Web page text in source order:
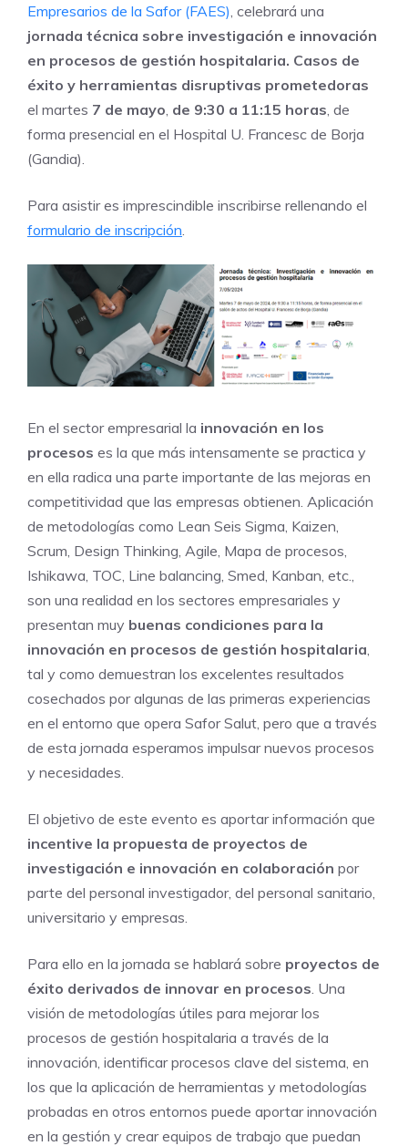
Empresarios de la Safor (FAES) , celebrará una
jornada técnica sobre investigación e innovación
en procesos de gestión hospitalaria. Casos de
éxito y herramientas disruptivas prometedoras
el martes 7 de mayo de 9:30 a 11:15 horas , de
forma presencial en el Hospital U. Francesc de Borja
(Gandia).
Para asistir es imprescindible inscribirse rellenando el
formulario de inscripción
En el sector empresarial la innovación en los
procesos es la que más intensamente se practica y
en ella radica una parte importante de las mejoras en
competitividad que las empresas obtienen. Aplicación
de metodologías como Lean Seis Sigma, Kaizen,
Scrum, Design Thinking, Agile, Mapa de procesos,
Ishikawa, TOC, Line balancing, Smed, Kanban, etc.,
son una realidad en los sectores empresariales y
presentan muy buenas condiciones para la
innovación en procesos de gestión hospitalaria
tal y como demuestran los excelentes resultados
cosechados por algunas de las primeras experiencias
en el entorno que opera Safor Salut, pero que a través
de esta jornada esperamos impulsar nuevos procesos
y necesidades.
El objetivo de este evento es aportar información que
incentive la propuesta de proyectos de
investigación e innovación en colaboración por
parte del personal investigador, del personal sanitario,
universitario y empresas.
Para ello en la jornada se hablará sobre proyectos de
éxito derivados de innovar en procesos . Una
visión de metodologías útiles para mejorar los
procesos de gestión hospitalaria a través de la
innovación, identificar procesos clave del sistema, en
los que la aplicación de herramientas y metodologías
probadas en otros entornos puede aportar innovación
en la gestión y crear equipos de trabajo que puedan